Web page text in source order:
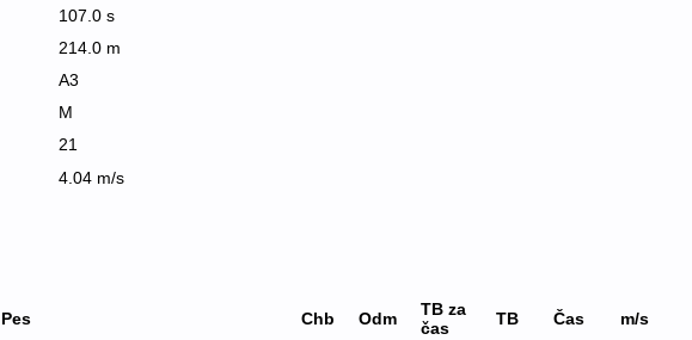
107.0 s
214.0 m
A3
M
21
4.04 m/s
Pes Chb Odm
TB za
čas
TB Čas m/s